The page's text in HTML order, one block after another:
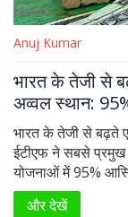
Anuj Kumar
भारत के तेजी से
अव्वल स्थान:
भारत के तेजी से बढ़ते
ईटीएफ ने सबसे प्रमुख
योजनाओं में 95%
ईटीएफ म्युचुअल फंड
और देखें